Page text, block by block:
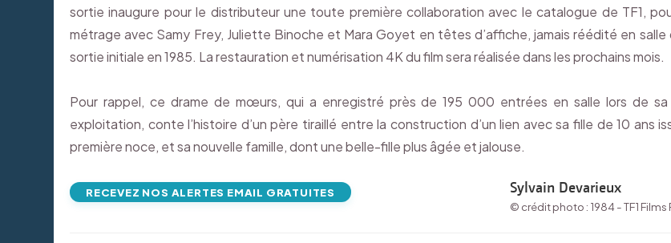
sortie inaugure pour le distributeur une toute première collaboration avec le catalogue de TF1,
métrage avec Samy Frey, Juliette Binoche et Mara Goyet en têtes d’affiche, jamais réédité en salle
sortie initiale en 1985. La restauration et numérisation 4K du film sera réalisée dans les prochains mois.
Pour rappel, ce drame de mœurs, qui a enregistré près de 195 000 entrées en salle lors de sa
exploitation, conte l’histoire d’un père tiraillé entre la construction d’un lien avec sa fille de 10 ans
première noce, et sa nouvelle famille, dont une belle-fille plus âgée et jalouse.
RECEVEZ NOS ALERTES EMAIL GRATUITES Sylvain Devarieux
© crédit photo : 1984 - TF1